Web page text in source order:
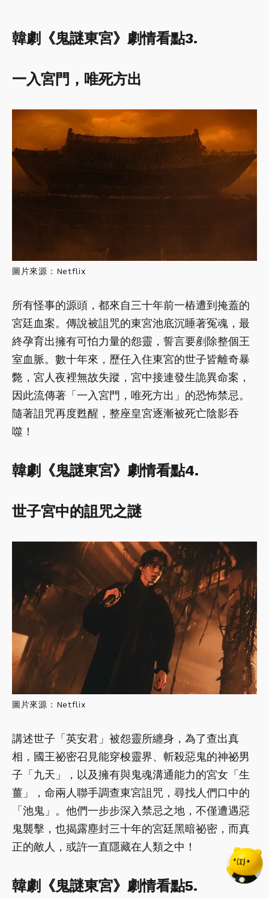
韓劇《鬼謎東宮》劇情看點3.
一入宮門，唯死方出
圖片來源：Netflix
所有怪事的源頭，都來自三十年前一樁遭到掩蓋的
宮廷血案。傳說被詛咒的東宮池底沉睡著冤魂，最
終孕育出擁有可怕力量的怨靈，誓言要剷除整個王
室血脈。數十年來，歷任入住東宮的世子皆離奇暴
斃，宮人夜裡無故失蹤，宮中接連發生詭異命案，
因此流傳著「一入宮門，唯死方出」的恐怖禁忌。
隨著詛咒再度甦醒，整座皇宮逐漸被死亡陰影吞
噬！
韓劇《鬼謎東宮》劇情看點4.
世子宮中的詛咒之謎
圖片來源：Netflix
講述世子「英安君」被怨靈所纏身，為了查出真
相，國王祕密召見能穿梭靈界、斬殺惡鬼的神祕男
子「九天」，以及擁有與鬼魂溝通能力的宮女「生
薑」，命兩人聯手調查東宮詛咒，尋找人們口中的
「池鬼」。他們一步步深入禁忌之地，不僅遭遇惡
鬼襲擊，也揭露塵封三十年的宮廷黑暗祕密，而真
正的敵人，或許一直隱藏在人類之中！
韓劇《鬼謎東宮》劇情看點5.